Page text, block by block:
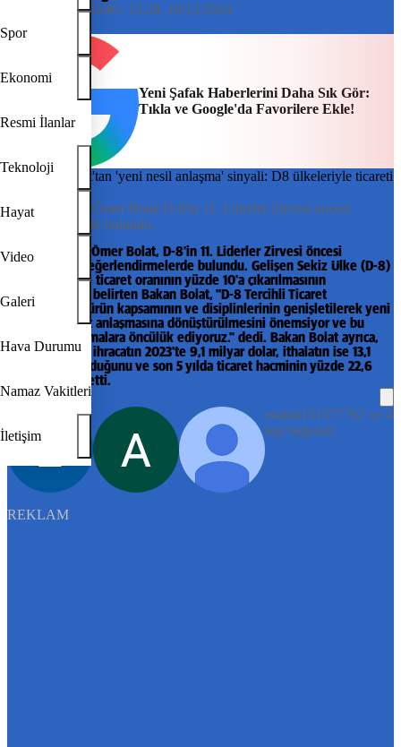
Spor
Ekonomi
Resmi İlanlar
Teknoloji
Hayat
Video
Galeri
Hava Durumu
Namaz Vakitleri
İletişim
11:58, 19/12/2024G: 12:28, 19/12/2024
Yeni Şafak Haberlerini Daha Sık Gör:
Tıkla ve Google'da Favorilere Ekle!
Ticaret Bakanı Ömer Bolat D-8'in 11. Liderler Zirvesi öncesi
değerlendirmede bulundu.
Ticaret Bakanı Ömer Bolat, D-8'in 11. Liderler Zirvesi öncesi
gazetecilere değerlendirmelerde bulundu. Gelişen Sekiz Ülke (D-8)
Teşkilatı içinde ticaret oranının yüzde 10'a çıkarılmasının
hedeflendiğini belirten Bakan Bolat, "D-8 Tercihli Ticaret
Anlaşması'nın ürün kapsamının ve disiplinlerinin genişletilerek yeni
nesil bir ticaret anlaşmasına dönüştürülmesini önemsiyor ve bu
konudaki çalışmalara öncülük ediyoruz." dedi. Bakan Bolat ayrıca,
D-8 ülkelerine ihracatın 2023'te 9,1 milyar dolar, ithalatın ise 13,1
milyar dolar olduğunu ve son 5 yılda ticaret hacminin yüzde 22,6
arttığını ifade etti.
esubai131377762 ve 4
kişi beğendi
REKLAM